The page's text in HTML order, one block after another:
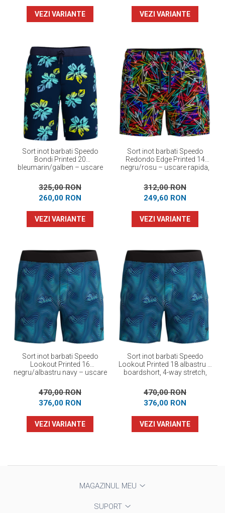
VEZI VARIANTE VEZI VARIANTE
Sort inot barbati Speedo
Bondi Printed 20
bleumarin/galben – uscare
325,00 RON
260,00 RON
VEZI VARIANTE
Sort inot barbati Speedo
Redondo Edge Printed 14
negru/rosu – uscare rapida,
312,00 RON
249,60 RON
VEZI VARIANTE
Sort inot barbati Speedo
Lookout Printed 16
negru/albastru navy – uscare
470,00 RON
376,00 RON
VEZI VARIANTE
Sort inot barbati Speedo
Lookout Printed 18 albastru –
boardshort, 4-way stretch,
470,00 RON
376,00 RON
VEZI VARIANTE
MAGAZINUL MEU
SUPORT